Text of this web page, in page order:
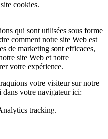
cookies.
qui sont utilisées sous forme
comment notre site Web est
de marketing sont efficaces,
site Web et notre
votre expérience.
votre visiteur sur notre
dans votre navigateur ici:
tracking.